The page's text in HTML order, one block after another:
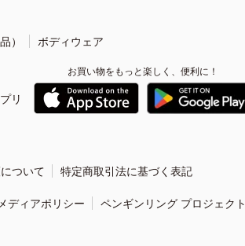
） ボディウェア
リ
お買い物をもっと楽しく、便利に！
ついて 特定商取引法に基づく表記
ディアポリシー ペンギンリング プロジェクト